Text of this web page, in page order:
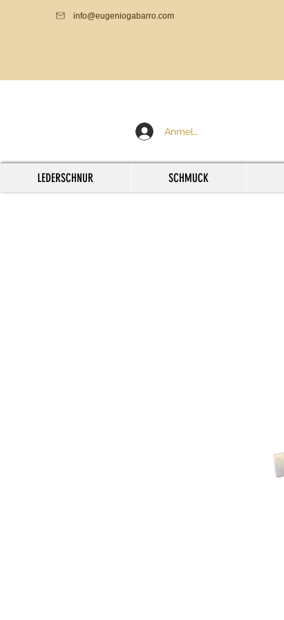
info@eugeniogabarro.com
Anmelden
LEDERSCHNUR SCHMUCK